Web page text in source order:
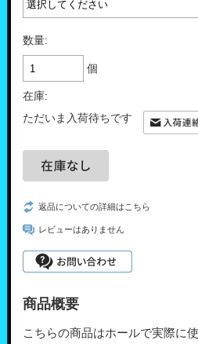
数量:
個
在庫:
ただいま入荷待ちです
返品についての詳細はこちら
レビューはありません
商品概要
こちらの商品はホールで実際に